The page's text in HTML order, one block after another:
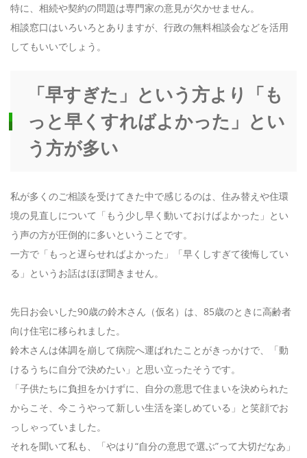
特に、相続や契約の問題は専門家の意見が欠かせません。
相談窓口はいろいろとありますが、行政の無料相談会などを活用
してもいいでしょう。
「早すぎた」という方より「も
っと早くすればよかった」とい
う方が多い
私が多くのご相談を受けてきた中で感じるのは、住み替えや住環
境の見直しについて「もう少し早く動いておけばよかった」とい
う声の方が圧倒的に多いということです。
一方で「もっと遅らせればよかった」「早くしすぎて後悔してい
る」というお話はほぼ聞きません。
先日お会いした90歳の鈴木さん（仮名）は、85歳のときに高齢者
向け住宅に移られました。
鈴木さんは体調を崩して病院へ運ばれたことがきっかけで、「動
けるうちに自分で決めたい」と思い立ったそうです。
「子供たちに負担をかけずに、自分の意思で住まいを決められた
からこそ、今こうやって新しい生活を楽しめている」と笑顔でお
っしゃっていました。
それを聞いて私も、「やはり“自分の意思で選ぶ”って大切だなあ」